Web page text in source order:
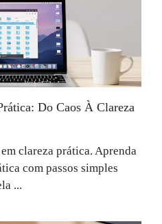
Do Caos À Clareza
clareza prática. Aprenda
com passos simples
...